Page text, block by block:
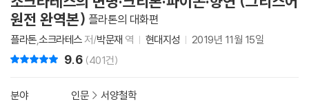
원전 완역본) 플라톤의 대화편
플라톤,소크라테스저/박문재 역 현대지성 2019년 11월 15일
9.6 (401건)
분야 인문 > 서양철학